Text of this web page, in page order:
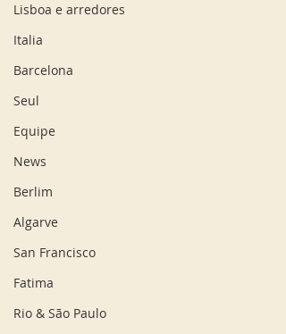
Lisboa e arredores
Italia
Barcelona
Seul
Equipe
News
Berlim
Algarve
San Francisco
Fatima
Rio & São Paulo